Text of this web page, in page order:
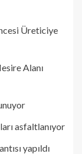
Üreticiye
Alanı
asfaltlanıyor
yapıldı